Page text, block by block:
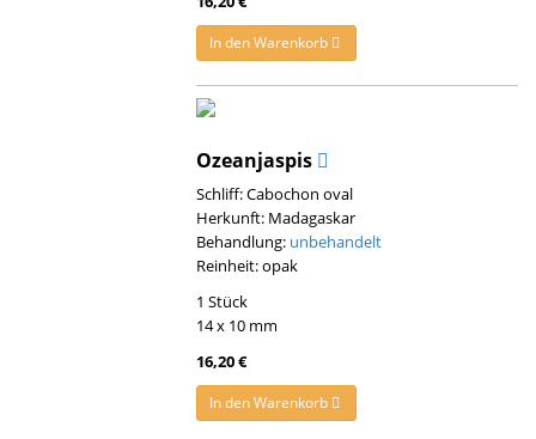
In den Warenkorb
Ozeanjaspis
Schliff: Cabochon oval
Herkunft: Madagaskar
Behandlung: unbehandelt
Reinheit: opak
1 Stück
14 x 10 mm
16,20 €
In den Warenkorb